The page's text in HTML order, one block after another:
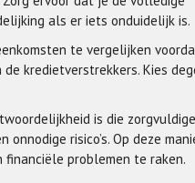
als er iets onduidelijk is.
te vergelijken
kredietverstrekkers. Kies
is die
risico’s. Op deze
problemen te raken.